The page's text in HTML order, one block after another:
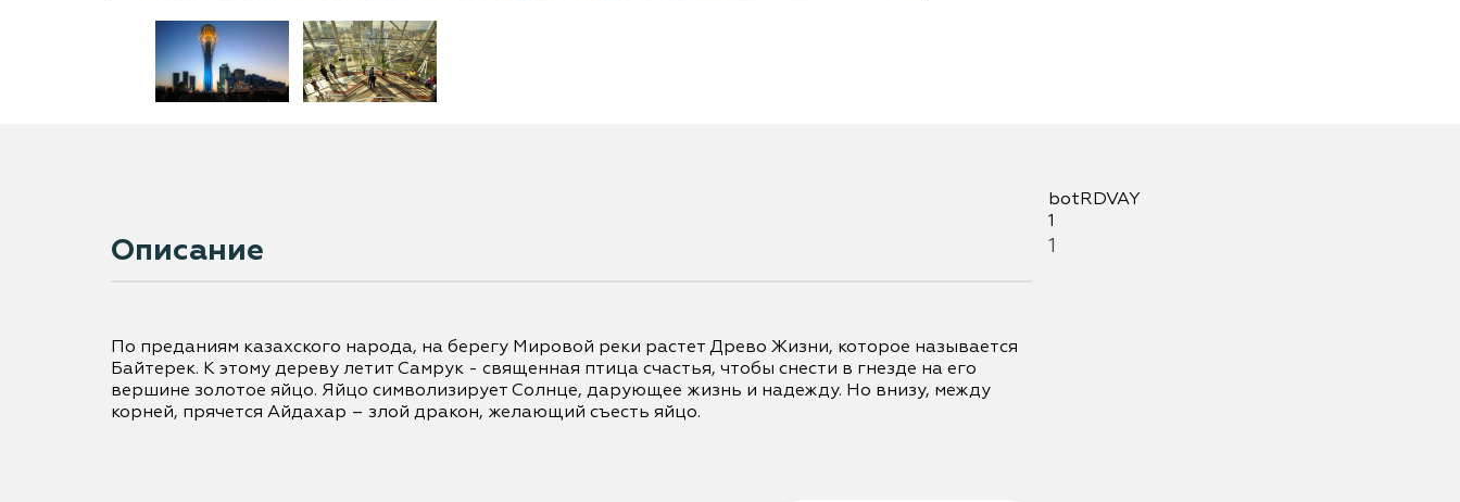
Описание
По преданиям казахского народа, на берегу Мировой реки растет Древо Жизни, которое называется
Байтерек. К этому дереву летит Самрук - священная птица счастья, чтобы снести в гнезде на его
вершине золотое яйцо. Яйцо символизирует Солнце, дарующее жизнь и надежду. Но внизу, между
корней, прячется Айдахар – злой дракон, желающий съесть яйцо.
botRDVAY
1
1